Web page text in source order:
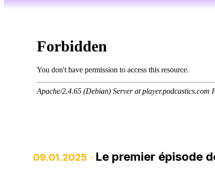
09.01.2025 · Le premier épisode